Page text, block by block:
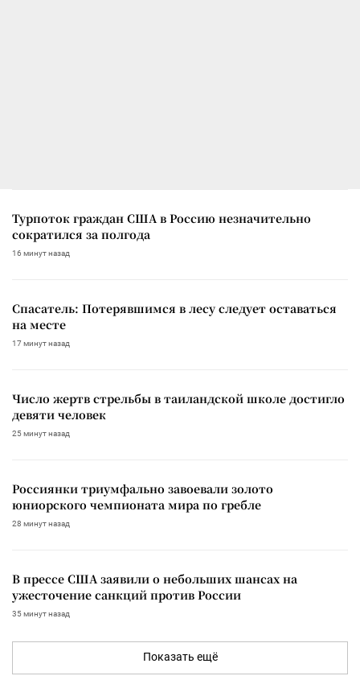
Турпоток граждан США в Россию незначительно
сократился за полгода
16 минут назад
Спасатель: Потерявшимся в лесу следует оставаться
на месте
17 минут назад
Число жертв стрельбы в таиландской школе достигло
девяти человек
25 минут назад
Россиянки триумфально завоевали золото
юниорского чемпионата мира по гребле
28 минут назад
В прессе США заявили о небольших шансах на
ужесточение санкций против России
35 минут назад
Показать ещё